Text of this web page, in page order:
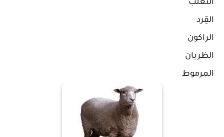
الثعلب
القِرد
الراكون
الظربان
المرموط